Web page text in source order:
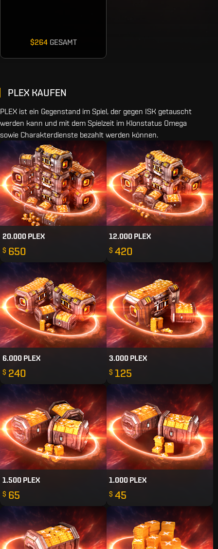
$264 GESAMT
PLEX KAUFEN
PLEX ist ein Gegenstand im Spiel, der gegen ISK getauscht
werden kann und mit dem Spielzeit im Klonstatus Omega
sowie Charakterdienste bezahlt werden können.
20.000 PLEX
$ 650
12.000 PLEX
$ 420
6.000 PLEX
$ 240
3.000 PLEX
$ 125
1.500 PLEX
$ 65
1.000 PLEX
$ 45